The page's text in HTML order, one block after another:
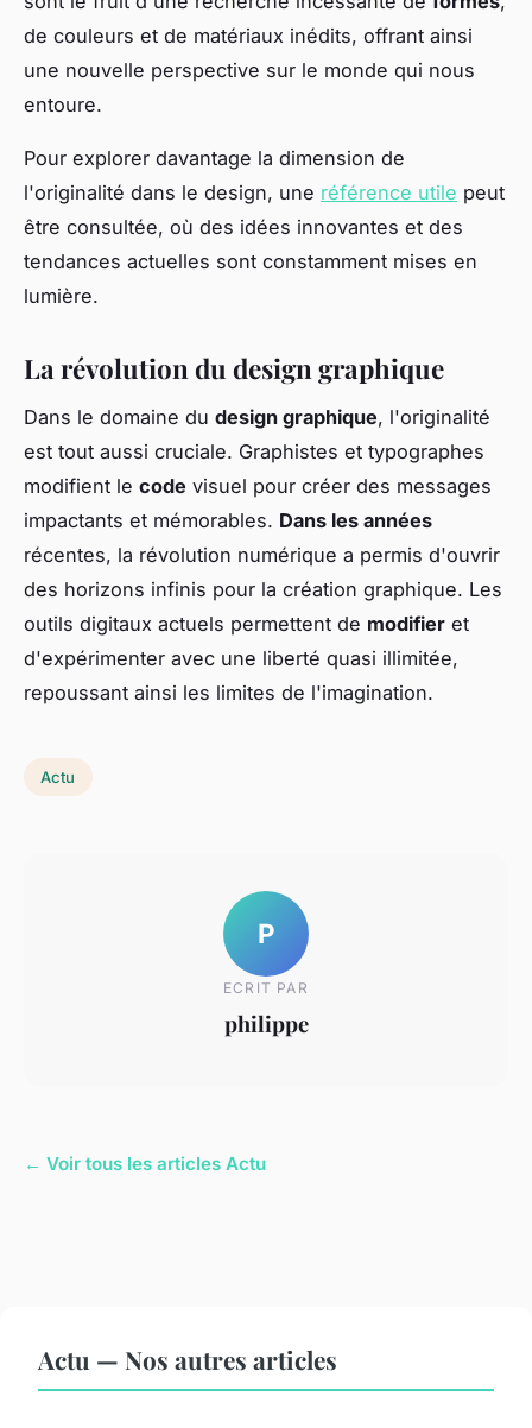
de couleurs et de matériaux inédits, offrant ainsi
une nouvelle perspective sur le monde qui nous
entoure.
Pour explorer davantage la dimension de
l'originalité dans le design, une référence utile peut
être consultée, où des idées innovantes et des
tendances actuelles sont constamment mises en
lumière.
La révolution du design graphique
Dans le domaine du design graphique, l'originalité
est tout aussi cruciale. Graphistes et typographes
modifient le code visuel pour créer des messages
impactants et mémorables. Dans les années
récentes, la révolution numérique a permis d'ouvrir
des horizons infinis pour la création graphique. Les
outils digitaux actuels permettent de modifier et
d'expérimenter avec une liberté quasi illimitée,
repoussant ainsi les limites de l'imagination.
Actu
P
ECRIT PAR
philippe
← Voir tous les articles Actu
Actu — Nos autres articles